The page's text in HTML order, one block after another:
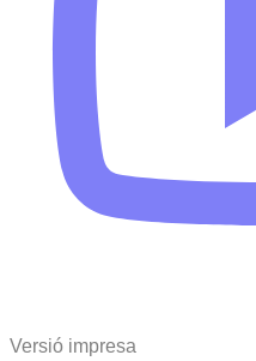
Versió impresa